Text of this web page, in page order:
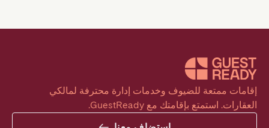
العقارات. استمتع بإقامتك مع GuestReady.